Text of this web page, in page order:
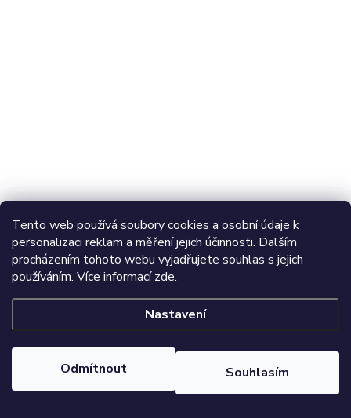
Tento web používá soubory cookies a osobní údaje k
personalizaci reklam a měření jejich účinnosti. Dalším
procházením tohoto webu vyjadřujete souhlas s jejich
používáním. Více informacízde.
Nastavení
Odmítnout Souhlasím